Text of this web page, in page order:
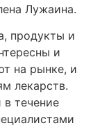
Лужаина.
продукты и
и
на рынке, и
лекарств.
течение